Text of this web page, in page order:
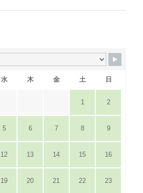
水 木 金 土 日
1 2
5 6 7 8 9
12 13 14 15 16
19 20 21 22 23